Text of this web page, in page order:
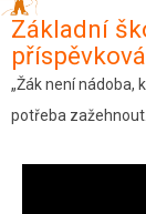
Základní
„Žák není nádoba,
potřeba